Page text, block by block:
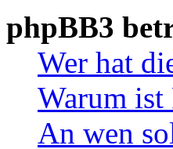
phpBB3
Wer hat
Warum
An wen